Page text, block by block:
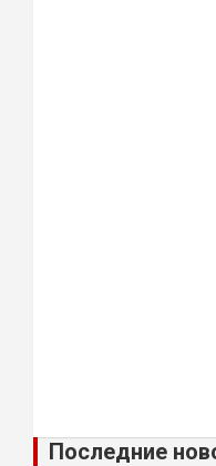
Последние